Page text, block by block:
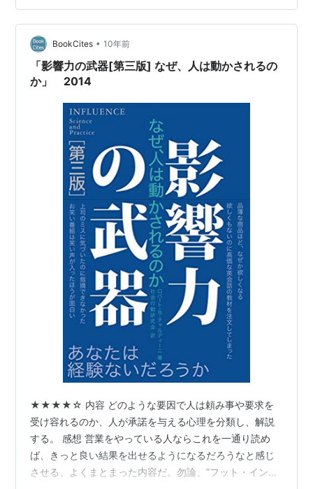
性」「社会的証明」「好意」「権威」「希少性」の6つが
あるとし、それぞれの要素について様々な実験結果を元
に解説している。 これらの要素はひとつひとつ見ていく
と、感覚的には当たり前のことなの…
BookCites • 10年前
「影響力の武器[第三版] なぜ、人は動かされるの
か」 2014
★★★★☆ 内容 どのような要因で人は頼み事や要求を
受け容れるのか、人が承諾を与える心理を分類し、解説
する。 感想 営業をやっている人ならこれを一通り読め
ば、きっと良い結果を出せるようになるだろうなと感じ
させる、よくまとまった内容だ。勿論、”フット・イン・